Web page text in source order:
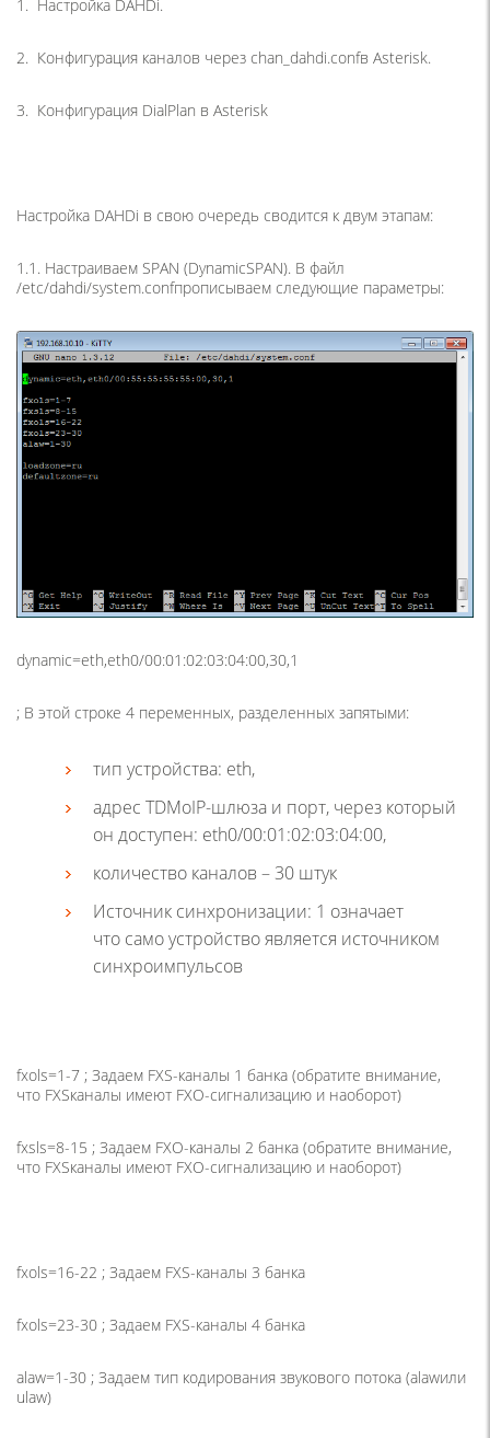
1. Настройка DAHDi.
2. Конфигурация каналов через chan_dahdi.confв Asterisk.
3. Конфигурация DialPlan в Asterisk
Настройка DAHDi в свою очередь сводится к двум этапам:
1.1. Настраиваем SPAN (DynamicSPAN). В файл
/etc/dahdi/system.confпрописываем следующие параметры:
dynamic=eth,eth0/00:01:02:03:04:00,30,1
; В этой строке 4 переменных, разделенных запятыми:
тип устройства: eth,
адрес TDMoIP-шлюза и порт, через который
он доступен: eth0/00:01:02:03:04:00,
количество каналов – 30 штук
Источник синхронизации: 1 означает
что само устройство является источником
синхроимпульсов
fxols=1-7 ; Задаем FXS-каналы 1 банка (обратите внимание,
что FXSканалы имеют FXO-сигнализацию и наоборот)
fxsls=8-15 ; Задаем FXO-каналы 2 банка (обратите внимание,
что FXSканалы имеют FXO-сигнализацию и наоборот)
fxols=16-22 ; Задаем FXS-каналы 3 банка
fxols=23-30 ; Задаем FXS-каналы 4 банка
alaw=1-30 ; Задаем тип кодирования звукового потока (alawили
ulaw)